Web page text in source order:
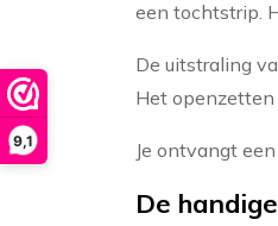
9,1
een tochtstrip.
De uitstraling
Het openzetten
Je ontvangt
De